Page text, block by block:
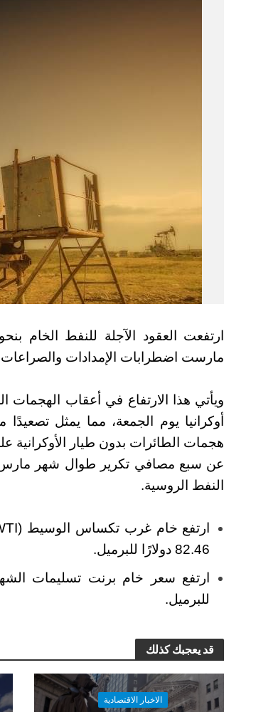
مارست اضطرابات الإمدادات
ويأتي هذا الارتفاع في أعقاب الهجمات
أوكرانيا يوم الجمعة، مما يمثل
هجمات الطائرات بدون طيار الأوكرانية
النفط الروسية.
82.46 دولارًا للبرميل.
للبرميل.
قد يعجبك كذلك
الاخبار الاقتصادية